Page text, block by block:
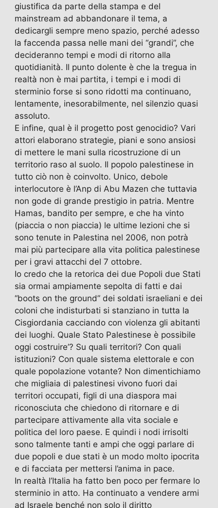
giustifica da parte della stampa e del
mainstream ad abbandonare il tema, a
dedicargli sempre meno spazio, perché adesso
la faccenda passa nelle mani dei “grandi”, che
decideranno tempi e modi di ritorno alla
quotidianità. Il punto dolente è che la tregua in
realtà non è mai partita, i tempi e i modi di
sterminio forse si sono ridotti ma continuano,
lentamente, inesorabilmente, nel silenzio quasi
assoluto.
E infine, qual è il progetto post genocidio? Vari
attori elaborano strategie, piani e sono ansiosi
di mettere le mani sulla ricostruzione di un
territorio raso al suolo. Il popolo palestinese in
tutto ciò non è coinvolto. Unico, debole
interlocutore è l’Anp di Abu Mazen che tuttavia
non gode di grande prestigio in patria. Mentre
Hamas, bandito per sempre, e che ha vinto
(piaccia o non piaccia) le ultime lezioni che si
sono tenute in Palestina nel 2006, non potrà
mai più partecipare alla vita politica palestinese
per i gravi attacchi del 7 ottobre.
Io credo che la retorica dei due Popoli due Stati
sia ormai ampiamente sepolta di fatti e dai
“boots on the ground” dei soldati israeliani e dei
coloni che indisturbati si stanziano in tutta la
Cisgiordania cacciando con violenza gli abitanti
dei luoghi. Quale Stato Palestinese è possibile
oggi costruire’? Su quali territori? Con quali
istituzioni? Con quale sistema elettorale e con
quale popolazione votante? Non dimentichiamo
che migliaia di palestinesi vivono fuori dai
territori occupati, figli di una diaspora mai
riconosciuta che chiedono di ritornare e di
partecipare attivamente alla vita sociale e
politica del loro paese. E quindi i nodi irrisolti
sono talmente tanti e ampi che oggi parlare di
due popoli e due stati è un modo molto ipocrita
e di facciata per mettersi l’anima in pace.
In realtà l’Italia ha fatto ben poco per fermare lo
sterminio in atto. Ha continuato a vendere armi
ad Israele benché non solo il diritto